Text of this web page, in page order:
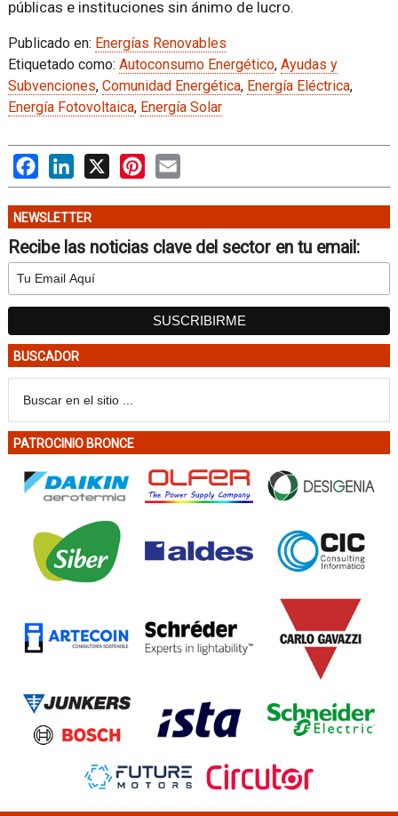
públicas e instituciones sin ánimo de lucro.
Publicado en: Energías Renovables
Etiquetado como: Autoconsumo Energético, Ayudas y
Subvenciones, Comunidad Energética, Energía Eléctrica,
Energía Fotovoltaica, Energía Solar
FacebookLinkedIn
X PinterestEmail
NEWSLETTER
Recibe las noticias clave del sector en tu email:
BUSCADOR
PATROCINIO BRONCE